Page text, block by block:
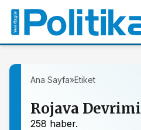
Ana Sayfa»Etiket
Rojava Devrimi
258 haber.